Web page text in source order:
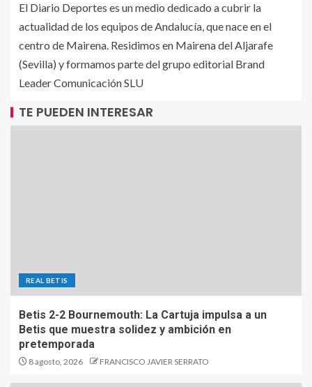
El Diario Deportes es un medio dedicado a cubrir la
actualidad de los equipos de Andalucía, que nace en el
centro de Mairena. Residimos en Mairena del Aljarafe
(Sevilla) y formamos parte del grupo editorial Brand
Leader Comunicación SLU
TE PUEDEN INTERESAR
REAL BETIS
Betis 2-2 Bournemouth: La Cartuja impulsa a un
Betis que muestra solidez y ambición en
pretemporada
8 agosto, 2026 FRANCISCO JAVIER SERRATO